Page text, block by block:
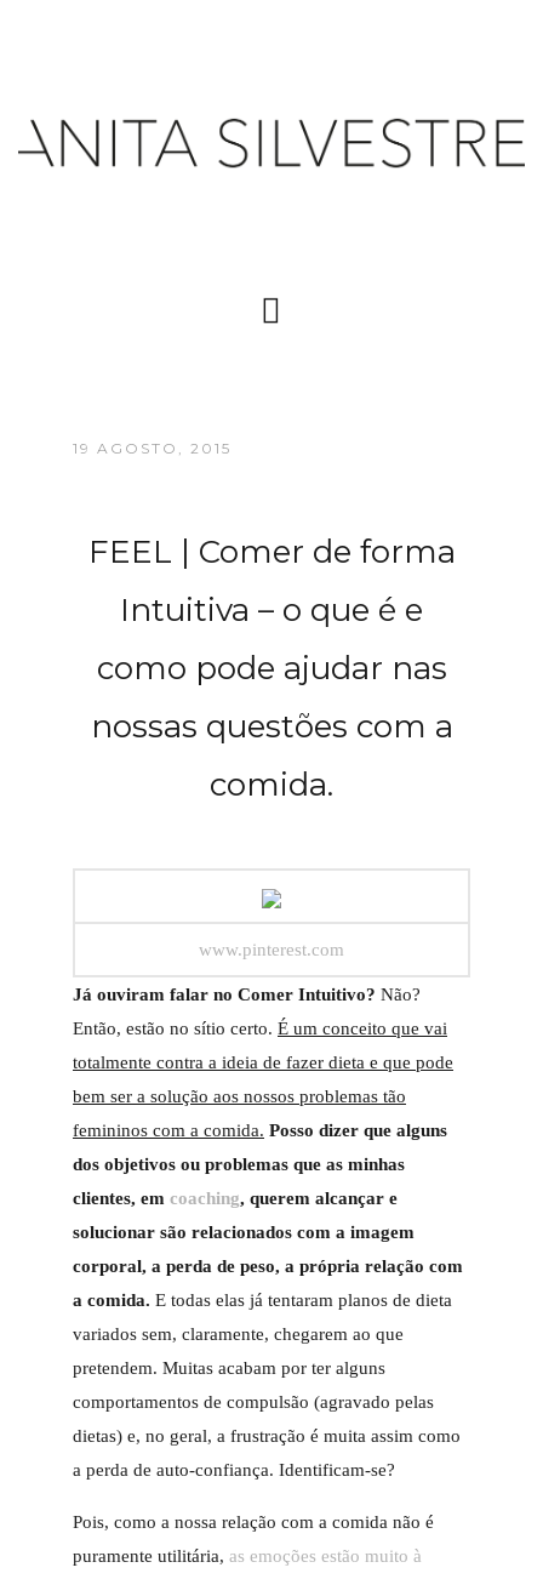
19 AGOSTO, 2015
FEEL | Comer de forma
Intuitiva – o que é e
como pode ajudar nas
nossas questões com a
comida.
www.pinterest.com
Já ouviram falar no Comer Intuitivo? Não?
Então, estão no sítio certo. É um conceito que vai
totalmente contra a ideia de fazer dieta e que pode
bem ser a solução aos nossos problemas tão
femininos com a comida. Posso dizer que alguns
dos objetivos ou problemas que as minhas
clientes, em coaching, querem alcançar e
solucionar são relacionados com a imagem
corporal, a perda de peso, a própria relação com
a comida. E todas elas já tentaram planos de dieta
variados sem, claramente, chegarem ao que
pretendem. Muitas acabam por ter alguns
comportamentos de compulsão (agravado pelas
dietas) e, no geral, a frustração é muita assim como
a perda de auto-confiança. Identificam-se?
Pois, como a nossa relação com a comida não é
puramente utilitária, as emoções estão muito à